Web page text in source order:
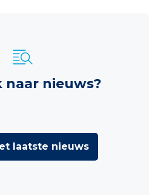
naar nieuws?
laatste nieuws